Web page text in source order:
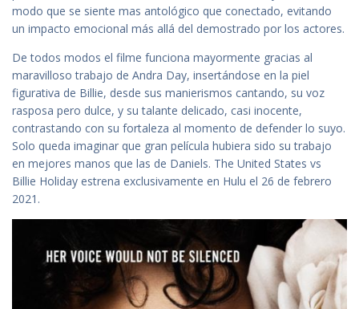
modo que se siente mas antológico que conectado, evitando
un impacto emocional más allá del demostrado por los actores.
De todos modos el filme funciona mayormente gracias al
maravilloso trabajo de Andra Day, insertándose en la piel
figurativa de Billie, desde sus manierismos cantando, su voz
rasposa pero dulce, y su talante delicado, casi inocente,
contrastando con su fortaleza al momento de defender lo suyo.
Solo queda imaginar que gran película hubiera sido su trabajo
en mejores manos que las de Daniels. The United States vs
Billie Holiday estrena exclusivamente en Hulu el 26 de febrero
2021.